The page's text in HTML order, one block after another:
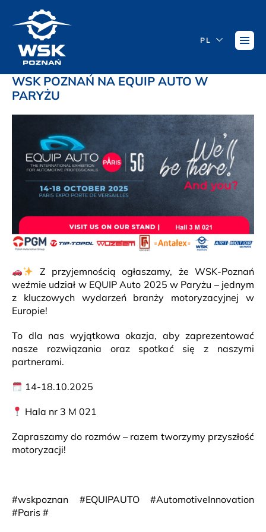
PL
WSK POZNAŃ NA EQUIP AUTO W
PARYŻU
Z przyjemnością ogłaszamy, że WSK-Poznań
weźmie udział w EQUIP Auto 2025 w Paryżu – jednym
z kluczowych wydarzeń branży motoryzacyjnej w
Europie!
To dla nas wyjątkowa okazja, aby zaprezentować
nasze rozwiązania oraz spotkać się z naszymi
partnerami.
14-18.10.2025
Hala nr 3 M 021
Zapraszamy do rozmów – razem tworzymy przyszłość
motoryzacji!
#wskpoznan #EQUIPAUTO #AutomotiveInnovation
#Paris #